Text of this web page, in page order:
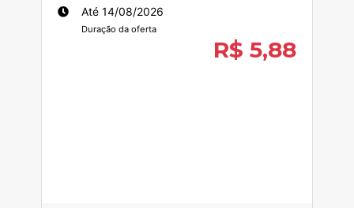
Até 14/08/2026
Duração da oferta
R$ 5,88